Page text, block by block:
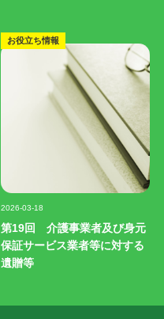
お役立ち情報
2026-03-18
第19回 介護事業者及び身元
保証サービス業者等に対する
遺贈等